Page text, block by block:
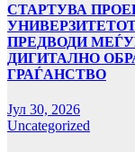
СТАРТУВА
ПРЕДВОДИ
ДИГИТАЛНО
ГРАЃАНСТВО
Јул 30, 2026
Uncategorized